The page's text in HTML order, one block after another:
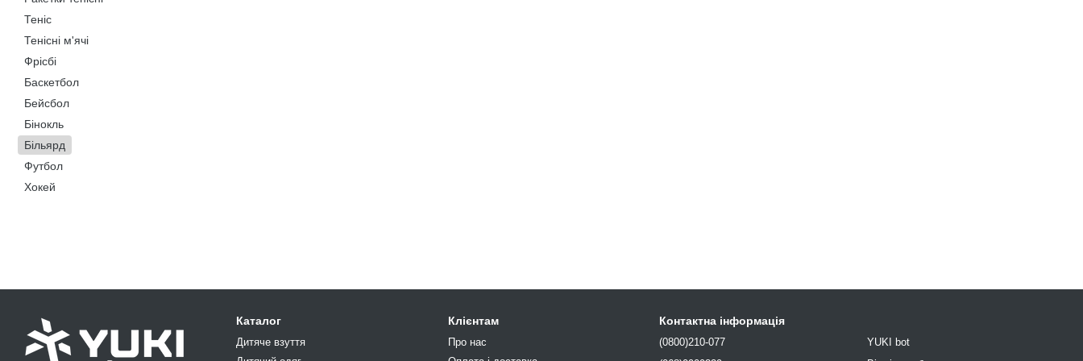
Теніс
Тенісні м'ячі
Фрісбі
Баскетбол
Бейсбол
Бінокль
Більярд
Футбол
Хокей
Каталог
Дитяче взуття
Клієнтам
Про нас
Контактна інформація
(0800)210-077
YUKI bot